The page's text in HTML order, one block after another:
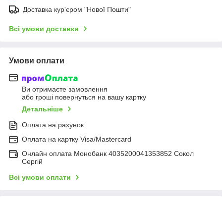
Доставка кур'єром "Нової Пошти"
Всі умови доставки
Умови оплати
Ви отримаєте замовлення
або гроші повернуться на вашу картку
Детальніше
Оплата на рахунок
Оплата на картку Visa/Mastercard
Онлайн оплата Монобанк 4035200041353852 Сокол
Сергій
Всі умови оплати